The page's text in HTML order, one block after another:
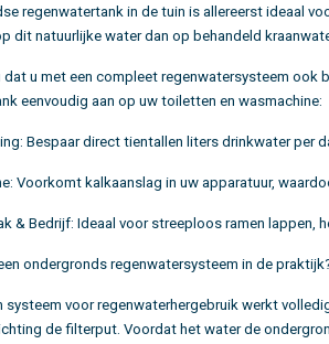
regenwatertank in de tuin is allereerst ideaal
dit natuurlijke water dan op behandeld
dat u met een compleet regenwatersysteem ook
eenvoudig aan op uw toiletten en wasmachine:
Bespaar direct tientallen liters drinkwater per
Voorkomt kalkaanslag in uw apparatuur,
& Bedrijf: Ideaal voor streeploos ramen lappen,
ondergronds regenwatersysteem in de
systeem voor regenwaterhergebruik werkt
de filterput. Voordat het water de